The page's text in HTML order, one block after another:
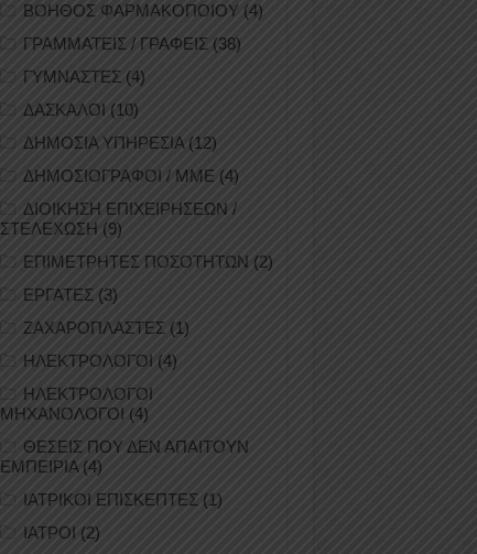
ΒΟΗΘΟΣ ΦΑΡΜΑΚΟΠΟΙΟΥ (4)
ΓΡΑΜΜΑΤΕΙΣ / ΓΡΑΦΕΙΣ (38)
ΓΥΜΝΑΣΤΕΣ (4)
ΔΑΣΚΑΛΟΙ (10)
ΔΗΜΟΣΙΑ ΥΠΗΡΕΣΙΑ (12)
ΔΗΜΟΣΙΟΓΡΑΦΟΙ / ΜΜΕ (4)
ΔΙΟΙΚΗΣΗ ΕΠΙΧΕΙΡΗΣΕΩΝ /
ΣΤΕΛΕΧΩΣΗ (9)
ΕΠΙΜΕΤΡΗΤΕΣ ΠΟΣΟΤΗΤΩΝ (2)
ΕΡΓΑΤΕΣ (3)
ΖΑΧΑΡΟΠΛΑΣΤΕΣ (1)
ΗΛΕΚΤΡΟΛΟΓΟΙ (4)
ΗΛΕΚΤΡΟΛΟΓΟΙ
ΜΗΧΑΝΟΛΟΓΟΙ (4)
ΘΕΣΕΙΣ ΠΟΥ ΔΕΝ ΑΠΑΙΤΟΥΝ
ΕΜΠΕΙΡΙΑ(4)
ΙΑΤΡΙΚΟΙ ΕΠΙΣΚΕΠΤΕΣ (1)
ΙΑΤΡΟΙ (2)